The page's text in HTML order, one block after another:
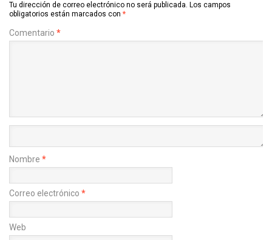
Tu dirección de correo electrónico no será publicada. Los campos
obligatorios están marcados con *
Comentario *
Nombre *
Correo electrónico *
Web